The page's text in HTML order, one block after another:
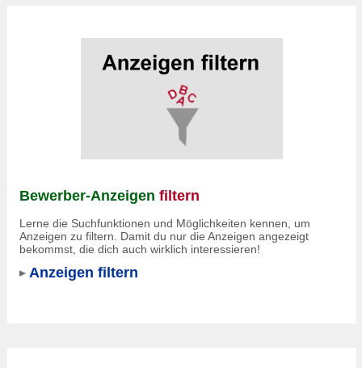
Bewerber-Anzeigen filtern
Lerne die Suchfunktionen und Möglichkeiten kennen, um
Anzeigen zu filtern. Damit du nur die Anzeigen angezeigt
bekommst, die dich auch wirklich interessieren!
Anzeigen filtern